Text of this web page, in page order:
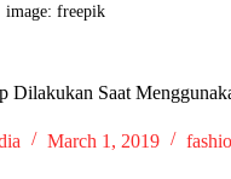
image: freepik
Dilakukan Saat
March 1, 2019